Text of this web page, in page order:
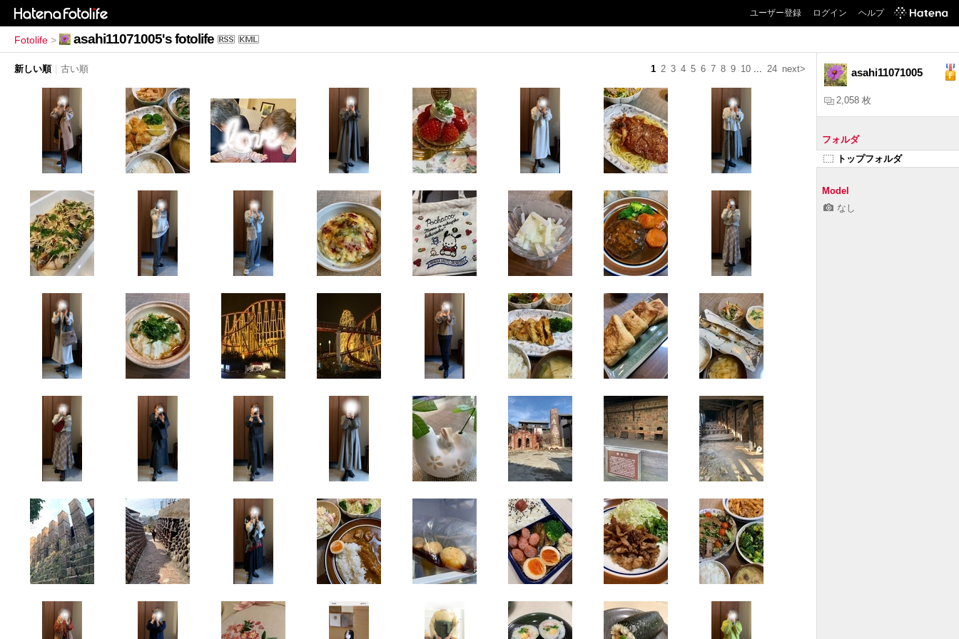
ユーザー登録 ログイン ヘルプ
Fotolife > asahi11071005's fotolife
1 2 3 4 5 6 7 8 9 10 ... 24 next>
新しい順 古い順 asahi11071005
2,058 枚
フォルダ
トップフォルダ
Model
なし